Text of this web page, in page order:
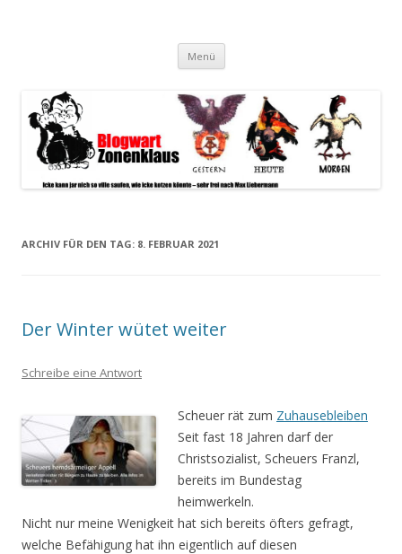
spiegeln im wesentlichen den Gesundheitszustand dieser unserer
Menü Zum
springen
ARCHIV FÜR DEN TAG: 8. FEBRUAR 2021
Der Winter wütet weiter
Schreibe eine Antwort
Scheuer rät zum Zuhausebleiben
Seit fast 18 Jahren darf der
Christsozialist, Scheuers Franzl,
bereits im Bundestag
heimwerkeln.
Nicht nur meine Wenigkeit hat sich bereits öfters gefragt,
welche Befähigung hat ihn eigentlich auf diesen